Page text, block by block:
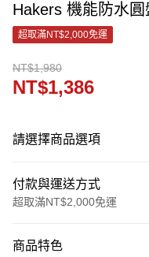
Hakers 機能防水
超取滿NT$2,000免運
NT$1,980
NT$1,386
請選擇商品選項
付款與運送方式
超取滿NT$2,000免運
商品特色